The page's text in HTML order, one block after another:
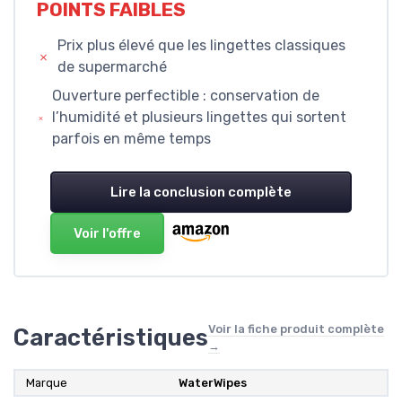
POINTS FAIBLES
Prix plus élevé que les lingettes classiques
de supermarché
Ouverture perfectible : conservation de
l’humidité et plusieurs lingettes qui sortent
parfois en même temps
Lire la conclusion complète
Voir l'offre
CaractéristiquesVoir la fiche produit complète
→
Marque WaterWipes